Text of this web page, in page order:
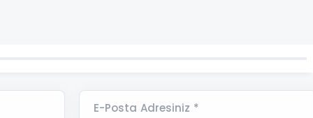
E-Posta Adresiniz *